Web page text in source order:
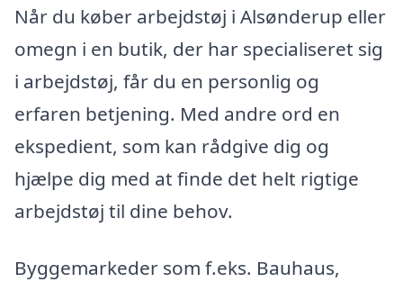
Når du køber arbejdstøj i Alsønderup eller
omegn i en butik, der har specialiseret sig
i arbejdstøj, får du en personlig og
erfaren betjening. Med andre ord en
ekspedient, som kan rådgive dig og
hjælpe dig med at finde det helt rigtige
arbejdstøj til dine behov.
Byggemarkeder som f.eks. Bauhaus,